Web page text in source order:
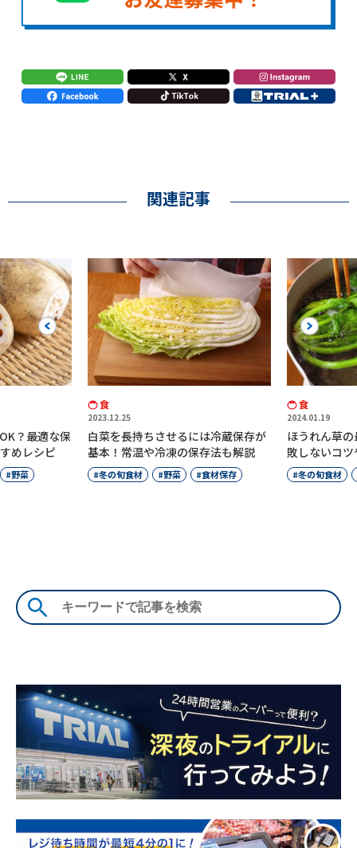
関連記事
Previous
は冷蔵保存が
存法も解説
食材保存
2024.01.19
ほうれん草の最適な茹で時間は？失
敗しないコツや保存方法を紹介
冬の旬食材 野菜 食材保存
2024.01.30
小松菜は
する適切
冬の旬食
Next